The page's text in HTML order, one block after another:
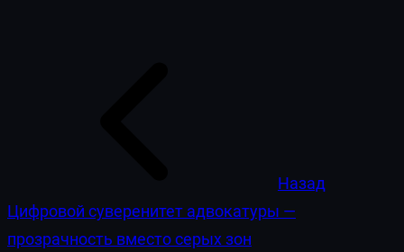
Назад
Цифровой суверенитет адвокатуры —
прозрачность вместо серых зон